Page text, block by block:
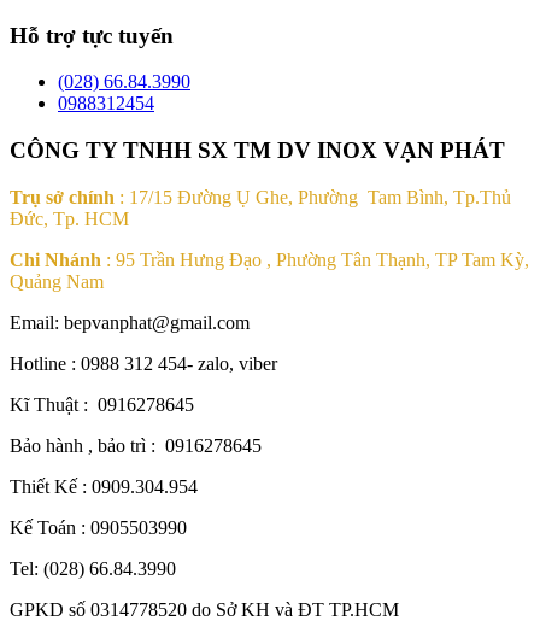
Hỗ trợ tực tuyến
(028) 66.84.3990
0988312454
CÔNG TY TNHH SX TM DV INOX VẠN PHÁT
Trụ sở chính : 17/15 Đường Ụ Ghe, Phường Tam Bình, Tp.Thủ
Đức, Tp. HCM
Chi Nhánh : 95 Trần Hưng Đạo , Phường Tân Thạnh, TP Tam Kỳ,
Quảng Nam
Email: bepvanphat@gmail.com
Hotline : 0988 312 454- zalo, viber
Kĩ Thuật : 0916278645
Bảo hành , bảo trì : 0916278645
Thiết Kế : 0909.304.954
Kế Toán : 0905503990
Tel: (028) 66.84.3990
GPKD số 0314778520 do Sở KH và ĐT TP.HCM